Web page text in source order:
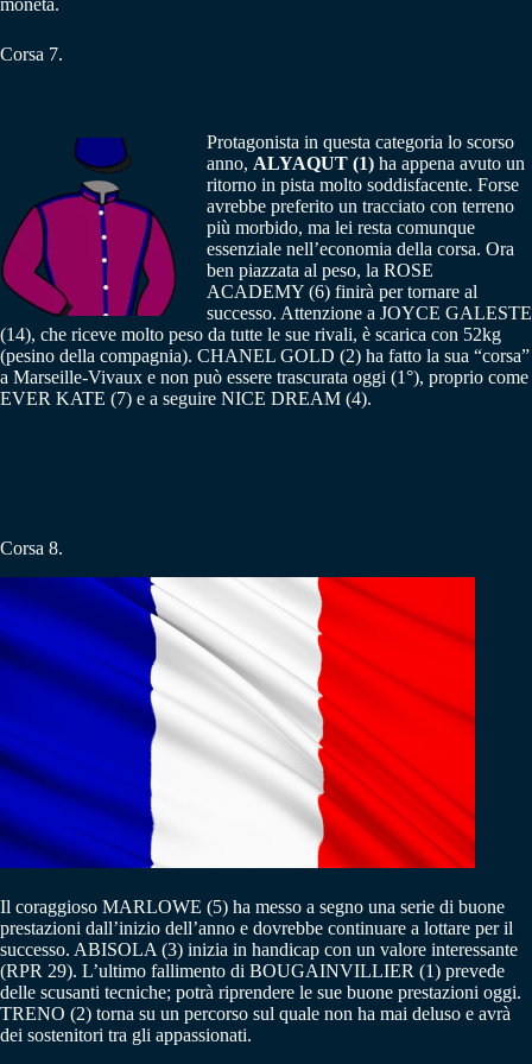
Corsa 7.
Protagonista in questa categoria lo scorso
anno, ALYAQUT (1) ha appena avuto un
ritorno in pista molto soddisfacente. Forse
avrebbe preferito un tracciato con terreno
più morbido, ma lei resta comunque
essenziale nell’economia della corsa. Ora
ben piazzata al peso, la ROSE
ACADEMY (6) finirà per tornare al
successo. Attenzione a JOYCE GALESTE
(14), che riceve molto peso da tutte le sue rivali, è scarica con 52kg
(pesino della compagnia). CHANEL GOLD (2) ha fatto la sua “corsa”
a Marseille-Vivaux e non può essere trascurata oggi (1°), proprio come
EVER KATE (7) e a seguire NICE DREAM (4).
Corsa 8.
Il coraggioso MARLOWE (5) ha messo a segno una serie di buone
prestazioni dall’inizio dell’anno e dovrebbe continuare a lottare per il
successo. ABISOLA (3) inizia in handicap con un valore interessante
(RPR 29). L’ultimo fallimento di BOUGAINVILLIER (1) prevede
delle scusanti tecniche; potrà riprendere le sue buone prestazioni oggi.
TRENO (2) torna su un percorso sul quale non ha mai deluso e avrà
dei sostenitori tra gli appassionati.